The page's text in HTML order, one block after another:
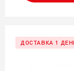
ДОСТАВКА 1